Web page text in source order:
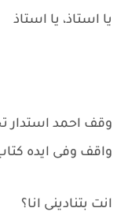
يا استاذ، يا استاذ
وقف احمد استدار
واقف وفى ايده
انت بتنادينى انا؟